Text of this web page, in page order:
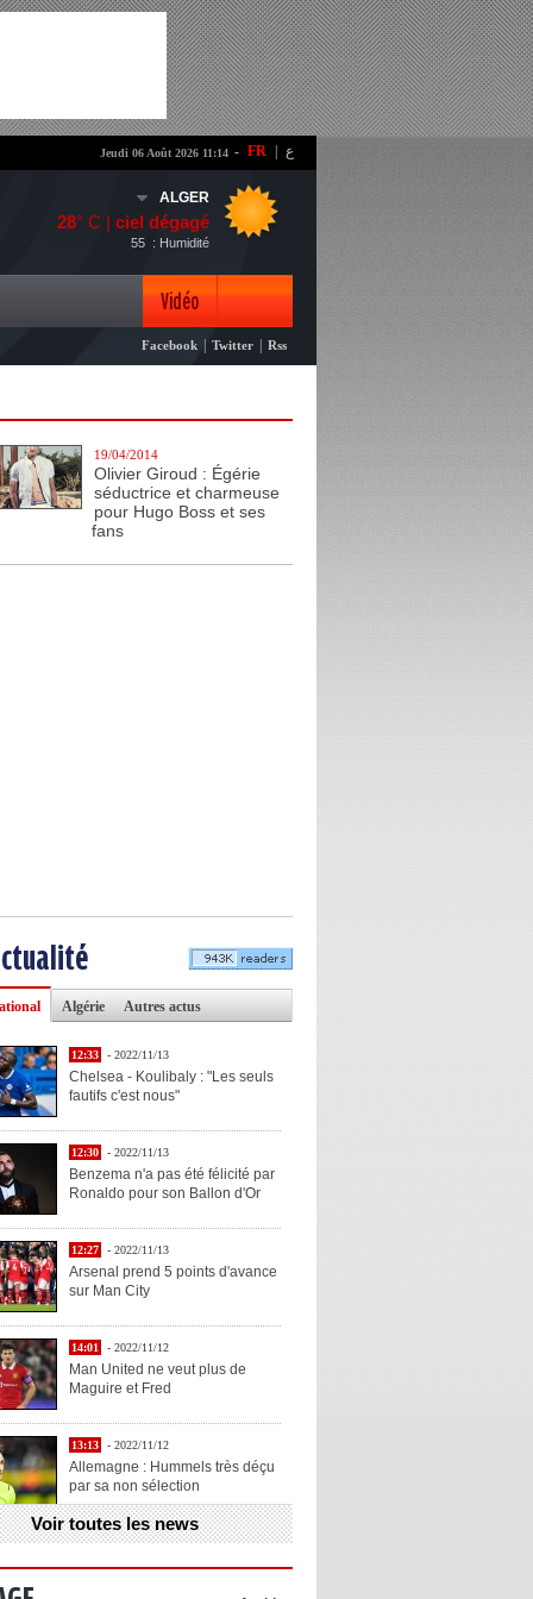
- FR ع Jeudi 06 Août 2026 11:14
ALGER
28° C | ciel dégagé
: Humidité
55
Vidéo
Photo
Facebook Twitter Rss
19/04/2014
Olivier Giroud : Égérie
séductrice et charmeuse
pour Hugo Boss et ses
fans
Algérie Autres actus
12:33 - 2022/11/13
Chelsea - Koulibaly : "Les seuls
fautifs c'est nous"
12:30 - 2022/11/13
Benzema n'a pas été félicité par
Ronaldo pour son Ballon d'Or
12:27 - 2022/11/13
Arsenal prend 5 points d'avance
sur Man City
14:01 - 2022/11/12
Man United ne veut plus de
Maguire et Fred
13:13 - 2022/11/12
Allemagne : Hummels très déçu
par sa non sélection
13:11 - 2022/11/12
Henry explique la chose qu'il
Voir toutes les news